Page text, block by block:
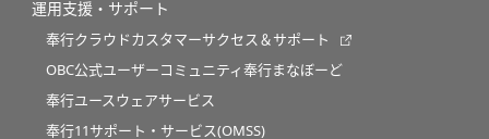
運用支援・サポート
奉行クラウドカスタマーサクセス＆サポート
OBC公式ユーザーコミュニティ奉行まなぼーど
奉行ユースウェアサービス
奉行11サポート・サービス(OMSS)